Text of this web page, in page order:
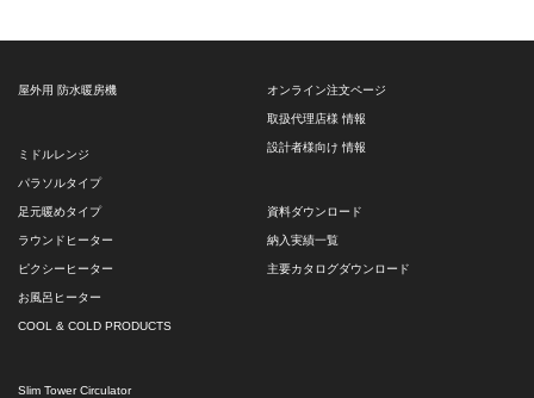
屋外用 防水暖房機
ミドルレンジ
パラソルタイプ
足元暖めタイプ
ラウンドヒーター
ピクシーヒーター
お風呂ヒーター
COOL & COLD PRODUCTS
Slim Tower Circulator
オンライン注文ページ
取扱代理店様 情報
設計者様向け 情報
資料ダウンロード
納入実績一覧
主要カタログダウンロード